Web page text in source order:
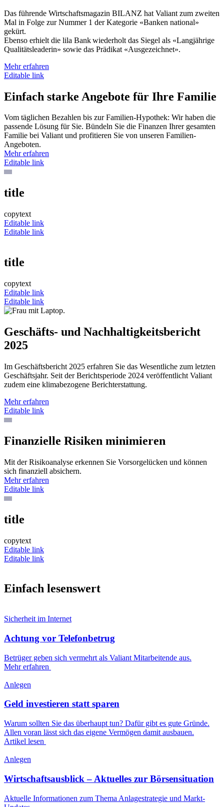
Das führende Wirtschaftsmagazin BILANZ hat Valiant zum zweiten
Mal in Folge zur Nummer 1 der Kategorie «Banken national»
gekürt.
Ebenso erhielt die lila Bank wiederholt das Siegel als «Langjährige
Qualitätsleaderin» sowie das Prädikat «Ausgezeichnet».
Mehr erfahren
Editable link
Einfach starke Angebote für Ihre Familie
Vom täglichen Bezahlen bis zur Familien-Hypothek: Wir haben die
passende Lösung für Sie. Bündeln Sie die Finanzen Ihrer gesamten
Familie bei Valiant und profitieren Sie von unseren Familien-
Angeboten.
Mehr erfahren
Editable link
title
copytext
Editable link
Editable link
title
copytext
Editable link
Editable link
Geschäfts- und Nachhaltigkeitsbericht
2025
Im Geschäftsbericht 2025 erfahren Sie das Wesentliche zum letzten
Geschäftsjahr. Seit der Berichtsperiode 2024 veröffentlicht Valiant
zudem eine klimabezogene Berichterstattung.
Mehr erfahren
Editable link
Finanzielle Risiken minimieren
Mit der Risikoanalyse erkennen Sie Vorsorgelücken und können
sich finanziell absichern.
Mehr erfahren
Editable link
title
copytext
Editable link
Editable link
Einfach lesenswert
Sicherheit im Internet
Achtung vor Telefonbetrug
Betrüger geben sich vermehrt als Valiant Mitarbeitende aus.
Mehr erfahren
Anlegen
Geld investieren statt sparen
Warum sollten Sie das überhaupt tun? Dafür gibt es gute Gründe.
Allen voran lässt sich das eigene Vermögen damit ausbauen.
Artikel lesen
Anlegen
Wirtschaftsausblick – Aktuelles zur Börsensituation
Aktuelle Informationen zum Thema Anlagestrategie und Markt-